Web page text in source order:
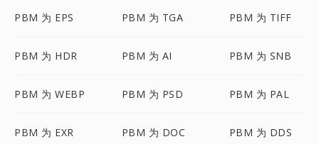
PBM 为 EPS PBM 为 TGA PBM 为 TIFF
PBM 为 HDR PBM 为 AI PBM 为 SNB
PBM 为 WEBP PBM 为 PSD PBM 为 PAL
PBM 为 EXR PBM 为 DOC PBM 为 DDS